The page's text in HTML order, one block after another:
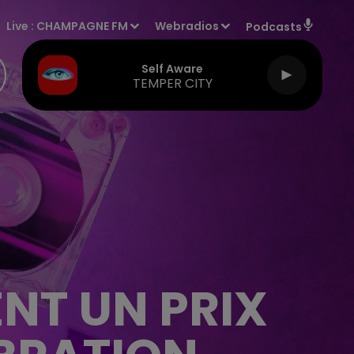
Live : CHAMPAGNE FM Webradios Podcasts
Self Aware
TEMPER CITY
UN PRIX